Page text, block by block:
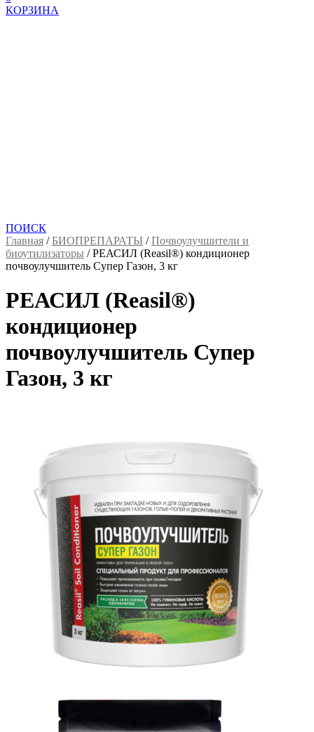
КОРЗИНА
ПОИСК
Главная /БИОПРЕПАРАТЫ /Почвоулучшители и
биоутилизаторы /РЕАСИЛ (Reasil®) кондиционер
почвоулучшитель Супер Газон, 3 кг
РЕАСИЛ (Reasil®)
кондиционер
почвоулучшитель Супер
Газон, 3 кг